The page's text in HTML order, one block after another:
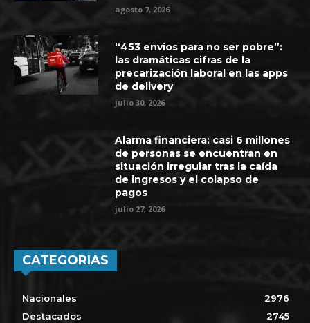
agosto 7, 2026
“453 envíos para no ser pobre”:
las dramáticas cifras de la
precarización laboral en las apps
de delivery
julio 30, 2026
Alarma financiera: casi 6 millones
de personas se encuentran en
situación irregular tras la caída
de ingresos y el colapso de
pagos
julio 27, 2026
CATEGORIAS
Nacionales
2976
Destacados
2745